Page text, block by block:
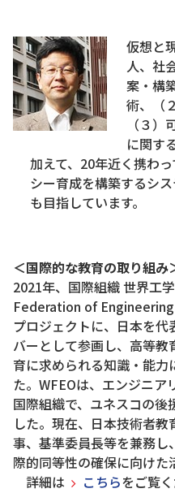
仮想と
人、社
案・構
術、（
（３
に関す
加えて、20年近く携わ
シー育成を構築するシ
も目指しています。
＜国際的な教育の取り組み
2021年、国際組織 世界工
Federation of
プロジェクトに、日本を
バーとして参画し、高等
育に求められる知識・能
た。WFEOは、エンジニア
国際組織で、ユネスコの後
した。現在、日本技術者
事、基準委員長等を兼務
際的同等性の確保に向けた
詳細は
こちらをご覧く